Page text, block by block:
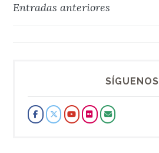
Navegación
Entradas anteriores
SÍGUENOS